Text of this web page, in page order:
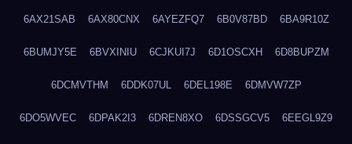
6AX21SAB 6AX80CNX 6AYEZFQ7 6B0V87BD 6BA9R10Z
6BUMJY5E 6BVXINIU 6CJKUI7J 6D1OSCXH 6D8BUPZM
6DCMVTHM 6DDK07UL 6DEL198E 6DMVW7ZP
6DO5WVEC 6DPAK2I3 6DREN8XO 6DSSGCV5 6EEGL9Z9